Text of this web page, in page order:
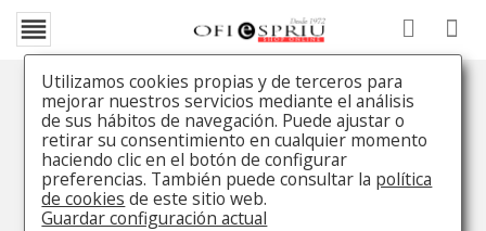

Pluma Townsend ED Cross
Inicio Catálogo Pluma Estilográfica
Townsend ED Cross
Utilizamos cookies propias y de terceros para
mejorar nuestros servicios mediante el análisis
de sus hábitos de navegación. Puede ajustar o
retirar su consentimiento en cualquier momento
haciendo clic en el botón de configurar
preferencias. También puede consultar la política
de cookies de este sitio web.
Guardar configuración actual